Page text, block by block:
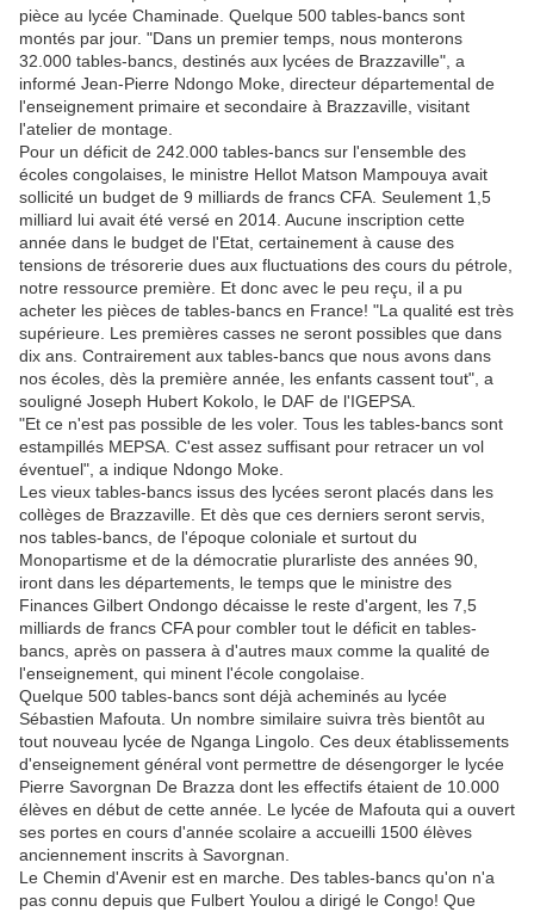
pièce au lycée Chaminade. Quelque 500 tables-bancs sont
montés par jour. "Dans un premier temps, nous monterons
32.000 tables-bancs, destinés aux lycées de Brazzaville", a
informé Jean-Pierre Ndongo Moke, directeur départemental de
l'enseignement primaire et secondaire à Brazzaville, visitant
l'atelier de montage.
Pour un déficit de 242.000 tables-bancs sur l'ensemble des
écoles congolaises, le ministre Hellot Matson Mampouya avait
sollicité un budget de 9 milliards de francs CFA. Seulement 1,5
milliard lui avait été versé en 2014. Aucune inscription cette
année dans le budget de l'Etat, certainement à cause des
tensions de trésorerie dues aux fluctuations des cours du pétrole,
notre ressource première. Et donc avec le peu reçu, il a pu
acheter les pièces de tables-bancs en France! "La qualité est très
supérieure. Les premières casses ne seront possibles que dans
dix ans. Contrairement aux tables-bancs que nous avons dans
nos écoles, dès la première année, les enfants cassent tout", a
souligné Joseph Hubert Kokolo, le DAF de l'IGEPSA.
"Et ce n'est pas possible de les voler. Tous les tables-bancs sont
estampillés MEPSA. C'est assez suffisant pour retracer un vol
éventuel", a indique Ndongo Moke.
Les vieux tables-bancs issus des lycées seront placés dans les
collèges de Brazzaville. Et dès que ces derniers seront servis,
nos tables-bancs, de l'époque coloniale et surtout du
Monopartisme et de la démocratie plurarliste des années 90,
iront dans les départements, le temps que le ministre des
Finances Gilbert Ondongo décaisse le reste d'argent, les 7,5
milliards de francs CFA pour combler tout le déficit en tables-
bancs, après on passera à d'autres maux comme la qualité de
l'enseignement, qui minent l'école congolaise.
Quelque 500 tables-bancs sont déjà acheminés au lycée
Sébastien Mafouta. Un nombre similaire suivra très bientôt au
tout nouveau lycée de Nganga Lingolo. Ces deux établissements
d'enseignement général vont permettre de désengorger le lycée
Pierre Savorgnan De Brazza dont les effectifs étaient de 10.000
élèves en début de cette année. Le lycée de Mafouta qui a ouvert
ses portes en cours d'année scolaire a accueilli 1500 élèves
anciennement inscrits à Savorgnan.
Le Chemin d'Avenir est en marche. Des tables-bancs qu'on n'a
pas connu depuis que Fulbert Youlou a dirigé le Congo! Que